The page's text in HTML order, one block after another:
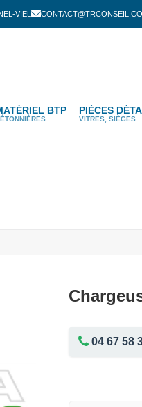
VIEL
BTP PIÈCES
VITRES, SIÈGES...
04 67 58